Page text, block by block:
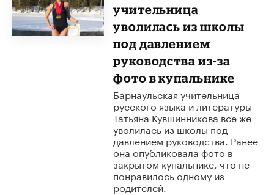
учительница
уволилась из школы
под давлением
руководства из-за
фото в купальнике
Барнаульская учительница
русского языка и литературы
Татьяна Кувшинникова все же
уволилась из школы под
давлением руководства. Ранее
она опубликовала фото в
закрытом купальнике, что не
понравилось одному из
родителей.